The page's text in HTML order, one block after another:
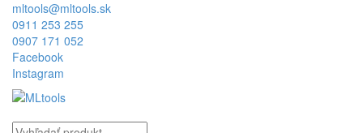
mltools@mltools.sk
0911 253 255
0907 171 052
Facebook
Instagram